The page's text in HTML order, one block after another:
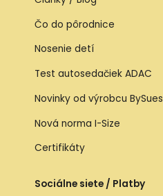
Čo do pôrodnice
Nosenie detí
Test autosedačiek ADAC
Novinky od výrobcu BySues
Nová norma I-Size
Certifikáty
Sociálne siete / Platby